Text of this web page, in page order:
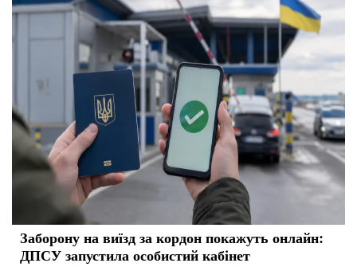
Заборону на виїзд за кордон покажуть онлайн:
ДПСУ запустила особистий кабінет